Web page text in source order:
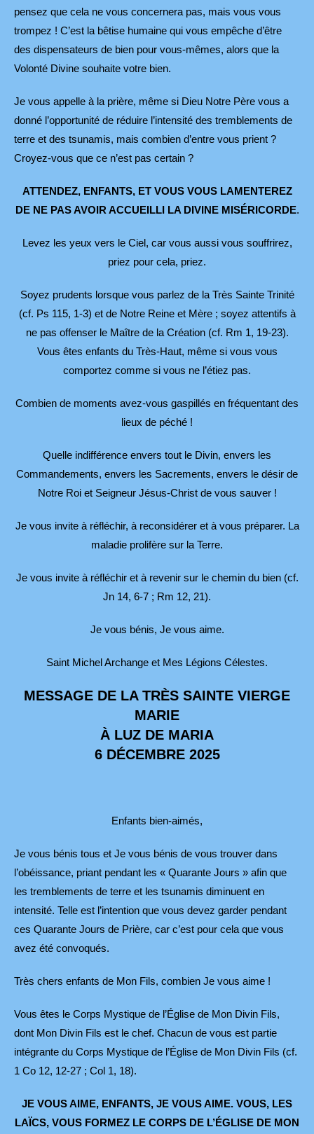
pensez que cela ne vous concernera pas, mais vous vous
trompez ! C’est la bêtise humaine qui vous empêche d’être
des dispensateurs de bien pour vous-mêmes, alors que la
Volonté Divine souhaite votre bien.
Je vous appelle à la prière, même si Dieu Notre Père vous a
donné l’opportunité de réduire l’intensité des tremblements de
terre et des tsunamis, mais combien d’entre vous prient ?
Croyez-vous que ce n’est pas certain ?
ATTENDEZ, ENFANTS, ET VOUS VOUS LAMENTEREZ
DE NE PAS AVOIR ACCUEILLI LA DIVINE MISÉRICORDE.
Levez les yeux vers le Ciel, car vous aussi vous souffrirez,
priez pour cela, priez.
Soyez prudents lorsque vous parlez de la Très Sainte Trinité
(cf. Ps 115, 1-3) et de Notre Reine et Mère ; soyez attentifs à
ne pas offenser le Maître de la Création (cf. Rm 1, 19-23).
Vous êtes enfants du Très-Haut, même si vous vous
comportez comme si vous ne l’étiez pas.
Combien de moments avez-vous gaspillés en fréquentant des
lieux de péché !
Quelle indifférence envers tout le Divin, envers les
Commandements, envers les Sacrements, envers le désir de
Notre Roi et Seigneur Jésus-Christ de vous sauver !
Je vous invite à réfléchir, à reconsidérer et à vous préparer. La
maladie prolifère sur la Terre.
Je vous invite à réfléchir et à revenir sur le chemin du bien (cf.
Jn 14, 6-7 ; Rm 12, 21).
Je vous bénis, Je vous aime.
Saint Michel Archange et Mes Légions Célestes.
MESSAGE DE LA TRÈS SAINTE VIERGE
MARIE
À LUZ DE MARIA
6 DÉCEMBRE 2025
Enfants bien-aimés,
Je vous bénis tous et Je vous bénis de vous trouver dans
l’obéissance, priant pendant les « Quarante Jours » afin que
les tremblements de terre et les tsunamis diminuent en
intensité. Telle est l’intention que vous devez garder pendant
ces Quarante Jours de Prière, car c’est pour cela que vous
avez été convoqués.
Très chers enfants de Mon Fils, combien Je vous aime !
Vous êtes le Corps Mystique de l’Église de Mon Divin Fils,
dont Mon Divin Fils est le chef. Chacun de vous est partie
intégrante du Corps Mystique de l’Église de Mon Divin Fils (cf.
1 Co 12, 12-27 ; Col 1, 18).
JE VOUS AIME, ENFANTS, JE VOUS AIME. VOUS, LES
LAÏCS, VOUS FORMEZ LE CORPS DE L’ÉGLISE DE MON